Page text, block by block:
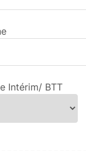
Intérim/ BTT